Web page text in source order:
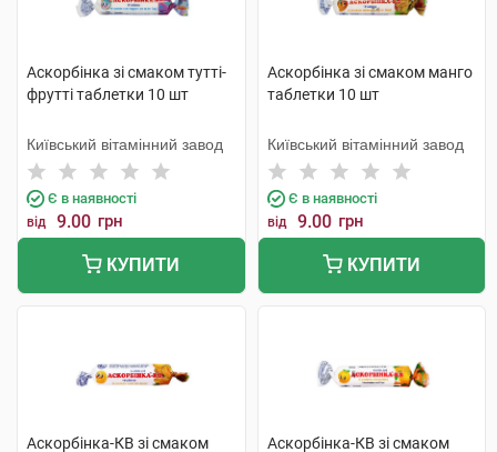
Аскорбінка зі смаком тутті-
фрутті таблетки 10 шт
Київський вітамінний завод
Є в наявності
від 9.00 грн
КУПИТИ
Аскорбінка зі смаком манго
таблетки 10 шт
Київський вітамінний завод
Є в наявності
від 9.00 грн
КУПИТИ
Аскорбінка-КВ зі смаком Аскорбінка-КВ зі смаком